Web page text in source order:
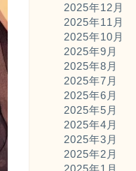
2025年12月
2025年11月
2025年10月
2025年9月
2025年8月
2025年7月
2025年6月
2025年5月
2025年4月
2025年3月
2025年2月